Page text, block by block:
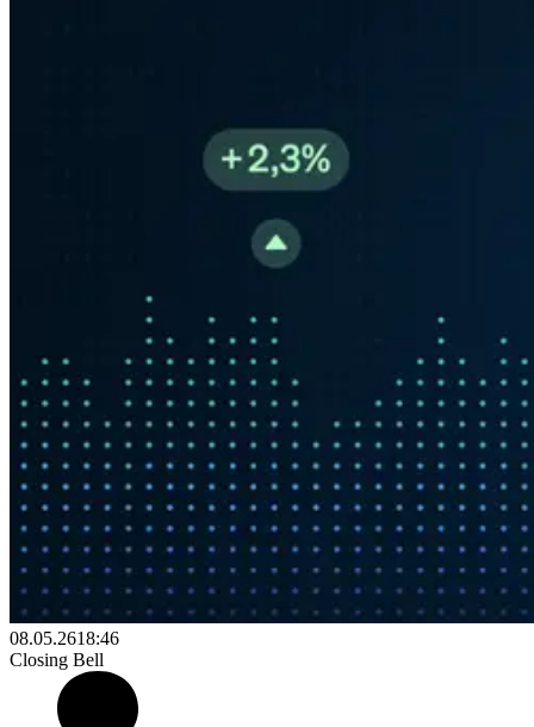
08.05.2618:46
Closing Bell